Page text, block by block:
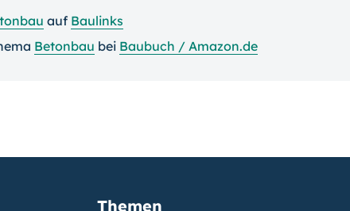
auf Baulinks
Betonbau bei Baubuch / Amazon.de
Themen